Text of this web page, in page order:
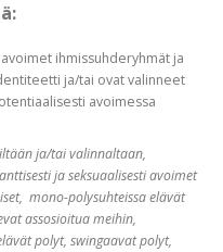
ihmissuhderyhmät ja
ja/tai ovat valinneet
avoimessa
ja/tai valinnaltaan,
ja seksuaalisesti avoimet
mono-polysuhteissa elävät
assosioitua meihin,
polyt, swingaavat polyt,